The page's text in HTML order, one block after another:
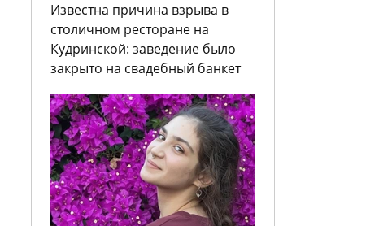
Известна причина взрыва в
столичном ресторане на
Кудринской: заведение было
закрыто на свадебный банкет